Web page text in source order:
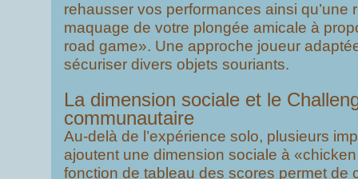
rehausser vos performances ainsi qu’une
maquage de votre plongée amicale à
road game». Une approche joueur
sécuriser divers objets souriants.
La dimension sociale et le
communautaire
Au-delà de l’expérience solo, plusieurs
ajoutent une dimension sociale à
fonction de tableau des scores permet de